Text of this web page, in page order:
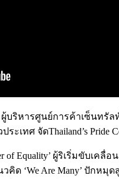
หารศูนย์การค้าเซ็นทรัลทั่
ทศ จัดThailand’s Pride
of Equality’ ผู้ริเริ่มขับเค
ด ‘We Are Many’ ปักหมุ